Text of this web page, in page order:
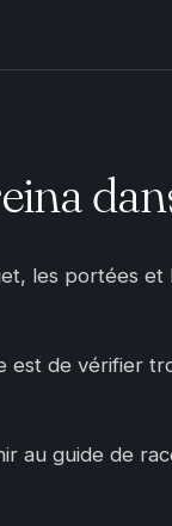
les portées
de vérifier
au guide de